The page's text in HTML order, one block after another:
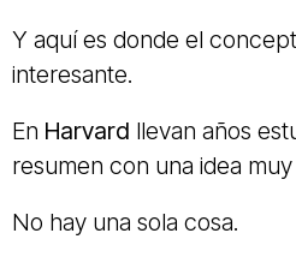
Y aquí es donde el
interesante.
En Harvard llevan años
resumen con una idea
No hay una sola cosa.